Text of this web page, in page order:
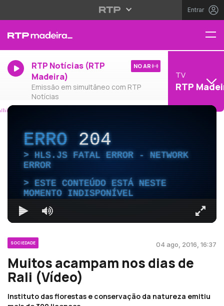
Entrar
RTP Notícias (RTP
Madeira)
Emissão em simultâneo com RTP
Notícias
NO AR
TV
RTP
ERRO204
HLS.JS FATAL ERROR - NETWORK
ERROR
ESTE CONTEÚDO ESTÁ NESTE
MOMENTO INDISPONÍVEL
SOCIEDADE 04 ago, 2016, 16:37
Muitos acampam nos dias de
Rali (Vídeo)
Instituto das florestas e conservação da natureza emitiu